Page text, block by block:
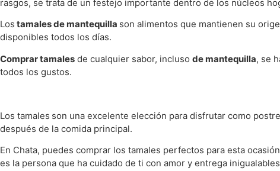
rasgos, se trata de un festejo importante dentro de los núcleos
Los tamales de mantequilla son alimentos que mantienen su
disponibles todos los días.
Comprar tamales de cualquier sabor, incluso de mantequilla, se
todos los gustos.
Los tamales son una excelente elección para disfrutar como
después de la comida principal.
En Chata, puedes comprar los tamales perfectos para esta
es la persona que ha cuidado de ti con amor y entrega